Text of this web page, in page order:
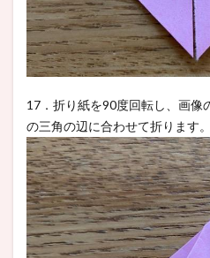
17．折り紙を90度回転し、画像
の三角の辺に合わせて折ります。